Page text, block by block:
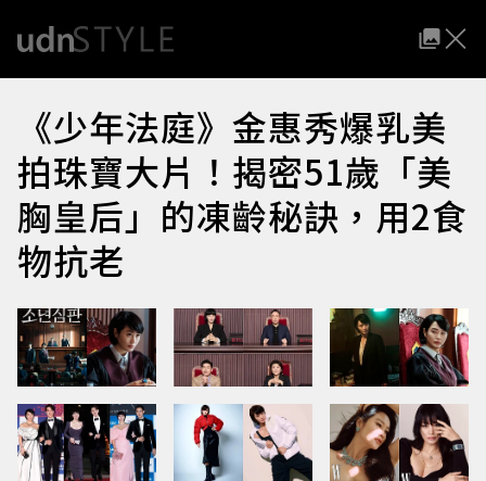
《少年法庭》金惠秀爆乳美
拍珠寶大片！揭密51歲「美
胸皇后」的凍齡秘訣，用2食
物抗老